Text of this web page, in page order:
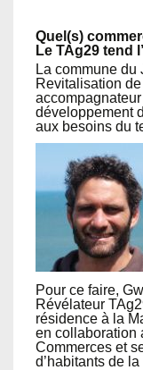
Quel(s)
Le TAg29 tend
La commune du
Revitalisation
développement
aux besoins du
Pour ce faire,
Révélateur
résidence à la
en collaboration
Commerces et
d’habitants de